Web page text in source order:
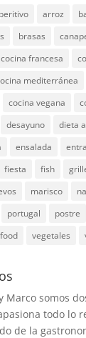
arroz
brasas
cocina francesa
mediterránea
cocina vegana
desayuno
dieta
ensalada
fiesta fish
marisco
portugal postre
vegetales
Marco somos
todo lo
de la